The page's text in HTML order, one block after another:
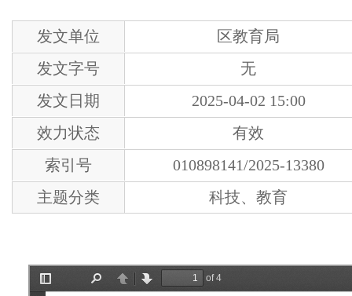
发文单位
区教育局
发文字号
无
发文日期
2025-04-02 15:00
效力状态
有效
索引号
010898141/2025-13380
主题分类
科技、教育